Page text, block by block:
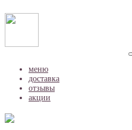
меню
доставка
отзывы
акции